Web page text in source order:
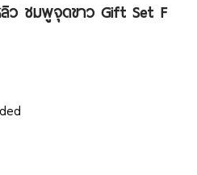
ลิว ชมพูจุดขาว Gift Set F